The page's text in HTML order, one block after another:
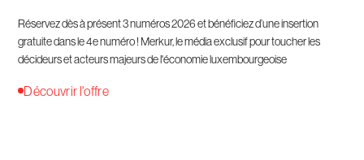
Réservez dès à présent 3 numéros 2026 et bénéficiez d’une insertion
gratuite dans le 4e numéro ! Merkur, le média exclusif pour toucher les
décideurs et acteurs majeurs de l'économie luxembourgeoise
Découvrir l'offre